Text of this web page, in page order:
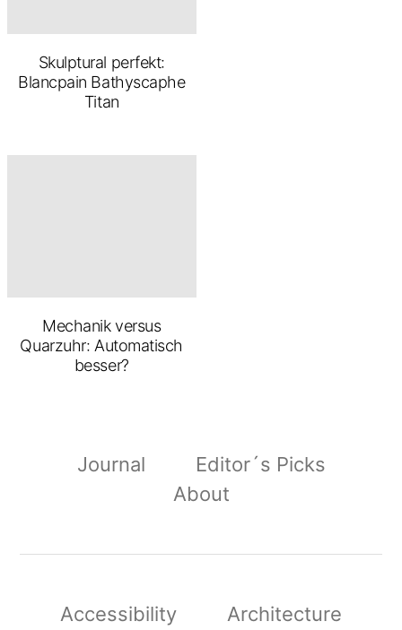
Skulptural perfekt:
Blancpain Bathyscaphe
Titan
Mechanik versus
Quarzuhr: Automatisch
besser?
Journal
Editor´s Picks
About
Accessibility
Architecture